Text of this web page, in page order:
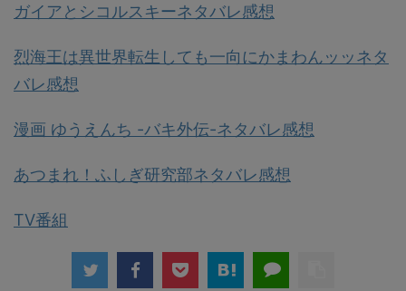
ガイアとシコルスキーネタバレ感想
烈海王は異世界転生しても一向にかまわんッッネタ
バレ感想
漫画 ゆうえんち -バキ外伝-ネタバレ感想
あつまれ！ふしぎ研究部ネタバレ感想
TV番組